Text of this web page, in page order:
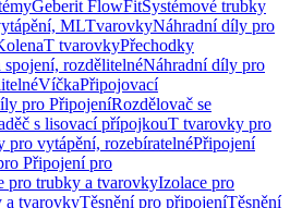
Geberit FlowFitSystémové trubky
MLTvarovkyNáhradní díly pro
T tvarovkyPřechodky
spojení, rozdělitelnéNáhradní díly pro
VíčkaPřipojovací
pro PřipojeníRozdělovač se
s lisovací přípojkouT tvarovky pro
pro vytápění, rozebíratelnéPřipojení
Připojení pro
pro trubky a tvarovkyIzolace pro
a tvarovkyTěsnění pro připojeníTěsnění